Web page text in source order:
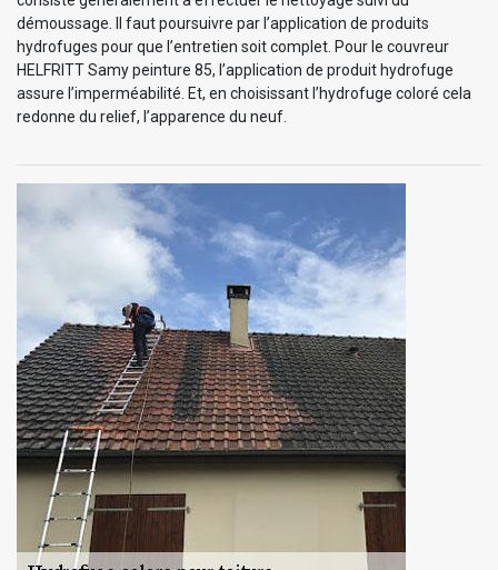
démoussage. Il faut poursuivre par l’application de produits
hydrofuges pour que l’entretien soit complet. Pour le couvreur
HELFRITT Samy peinture 85, l’application de produit hydrofuge
assure l’imperméabilité. Et, en choisissant l’hydrofuge coloré cela
redonne du relief, l’apparence du neuf.